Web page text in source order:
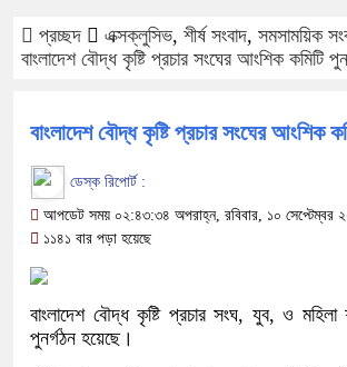
প্রচ্ছদ এক্সক্লুসিভ, শীর্ষ সংবাদ, সমসাময়িক
বাংলাদেশ বৌদ্ধ কৃষ্টি প্রচার সংঘের আংশিক কমিটি
বাংলাদেশ বৌদ্ধ কৃষ্টি প্রচার সংঘের আংশিক
ডেস্ক রিপোর্ট :
আপডেট সময় ০২:৪৩:৩৪ অপরাহ্ন, রবিবার, ১০ সেপ্টেম্বর
১১৪১ বার পড়া হয়েছে
বাংলাদেশ বৌদ্ধ কৃষ্টি প্রচার সংঘ, যুব, ও মহিলা
পুনর্গঠন হয়েছে।